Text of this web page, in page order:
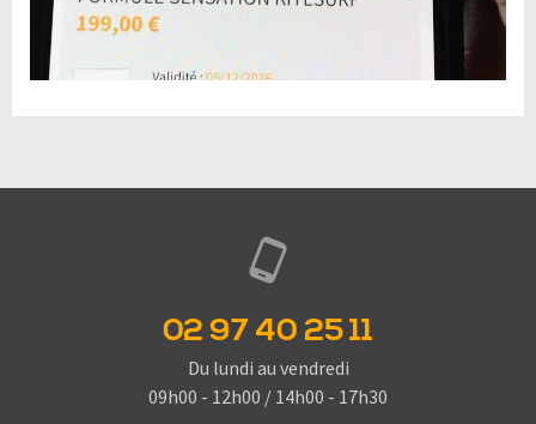
02 97 40 25 11
Du lundi au vendredi
09h00 - 12h00 / 14h00 - 17h30